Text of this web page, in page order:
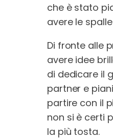
che è stato
avere le
Di fronte alle
avere idee
di dedicare il
partner e
partire con il
non si è certi
la più tosta.